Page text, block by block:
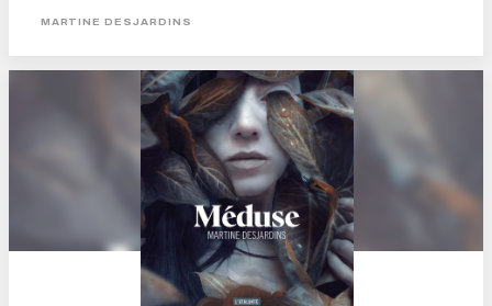
réécriture comme on en voit...
MARTINE DESJARDINS